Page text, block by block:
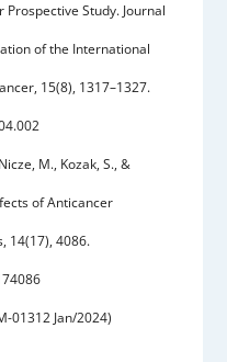
Study. Journal
of the International
15(8), 1317–1327.
M., Kozak, S., &
of Anticancer
14(17), 4086.
01312 Jan/2024)